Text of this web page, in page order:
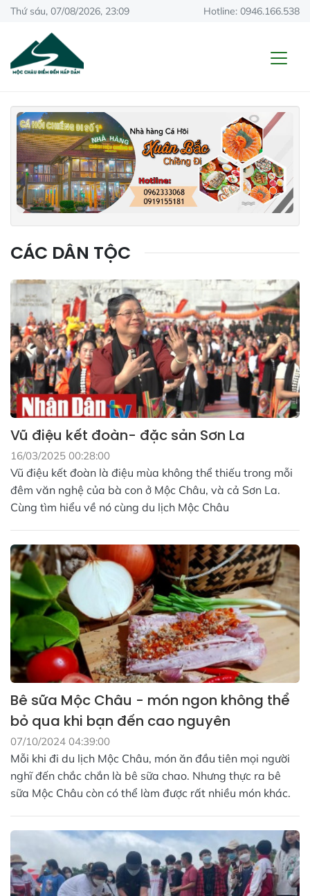
Thứ sáu, 07/08/2026, 23:09 Hotline: 0946.166.538
CÁC DÂN TỘC
Vũ điệu kết đoàn- đặc sản Sơn La
16/03/2025 00:28:00
Vũ điệu kết đoàn là điệu mùa không thể thiếu trong mỗi
đêm văn nghệ của bà con ở Mộc Châu, và cả Sơn La.
Cùng tìm hiểu về nó cùng du lịch Mộc Châu
Bê sữa Mộc Châu - món ngon không thể
bỏ qua khi bạn đến cao nguyên
07/10/2024 04:39:00
Mỗi khi đi du lịch Mộc Châu, món ăn đầu tiên mọi người
nghĩ đến chắc chắn là bê sữa chao. Nhưng thực ra bê
sữa Mộc Châu còn có thể làm được rất nhiều món khác.